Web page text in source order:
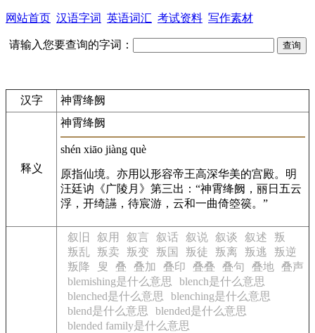
网站首页 汉语字词 英语词汇 考试资料 写作素材
请输入您要查询的字词：
汉字 神霄绛阙
释义
神霄绛阙
shén xiāo jiàng què
原指仙境。亦用以形容帝王高深华美的宫殿。明
汪廷讷《广陵月》第三出：“神霄绛阙，丽日五云
浮，开绮讌，待宸游，云和一曲倚箜篌。”
叙旧 叙用 叙言 叙话 叙说 叙谈 叙述
叛
叛乱 叛卖 叛变 叛国 叛徒 叛离 叛逃
叛逆
叛降
叟 叠 叠加 叠印 叠叠 叠句 叠地
叠声
blemishing是什么意思
blench是什么意思
blenched是什么意思
blenching是什么意思
blend是什么意思
blended是什么意思
blended family是什么意思